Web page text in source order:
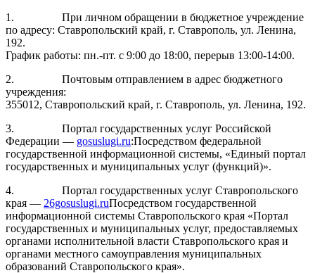
1. При личном обращении в бюджетное учреждение
по адресу: Ставропольский край, г. Ставрополь, ул. Ленина,
192.
График работы: пн.-пт. с 9:00 до 18:00, перерыв 13:00-14:00.
2. Почтовым отправлением в адрес бюджетного
учреждения:
355012, Ставропольский край, г. Ставрополь, ул. Ленина, 192.
3. Портал государственных услуг Российской
Федерации — gosuslugi.ru:Посредством федеральной
государственной информационной системы, «Единый портал
государственных и муниципальных услуг (функций)».
4. Портал государственных услуг Ставропольского
края — 26gosuslugi.ruПосредством государственной
информационной системы Ставропольского края «Портал
государственных и муниципальных услуг, предоставляемых
органами исполнительной власти Ставропольского края и
органами местного самоуправления муниципальных
образований Ставропольского края».